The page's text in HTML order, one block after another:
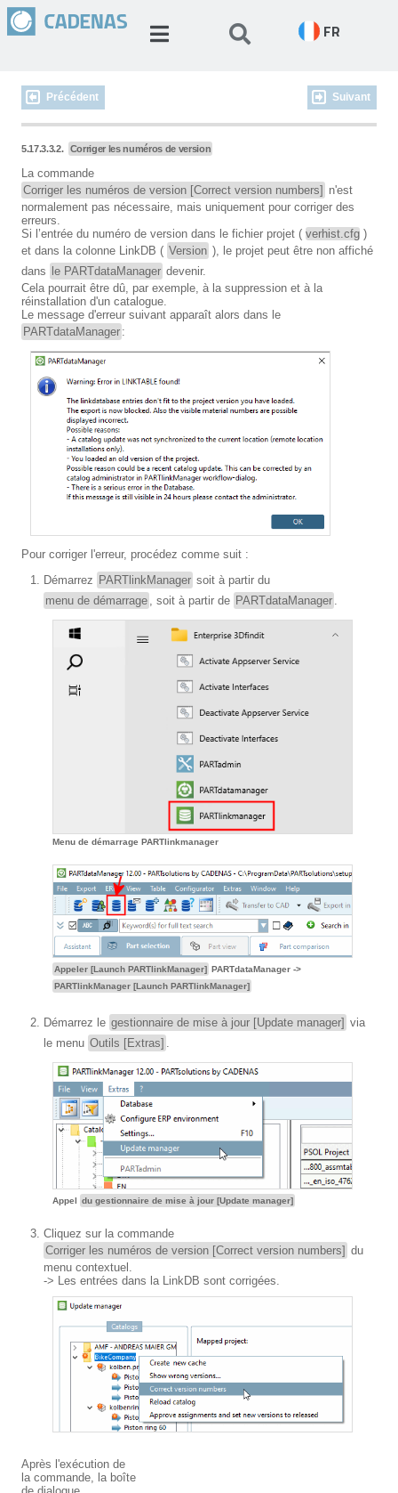
FR
Précédent Suivant
5.17.3.3.2. Corriger les numéros de version
La commande
Corriger les numéros de version [Correct version numbers] n'est
normalement pas nécessaire, mais uniquement pour corriger des
erreurs.
Si l’entrée du numéro de version dans le fichier projet ( verhist.cfg )
et dans la colonne LinkDB ( Version ), le projet peut être non affiché
dans
le PARTdataManager devenir.
Cela pourrait être dû, par exemple, à la suppression et à la
réinstallation d'un catalogue.
Le message d'erreur suivant apparaît alors dans le
PARTdataManager :
Pour corriger l'erreur, procédez comme suit :
Démarrez PARTlinkManager soit à partir du
menu de démarrage , soit à partir de PARTdataManager .
Menu de démarrage PARTlinkmanager
Appeler [Launch PARTlinkManager]
PARTdataManager ->
PARTlinkManager [Launch PARTlinkManager]
Démarrez le gestionnaire de mise à jour [Update manager] via
le menu Outils [Extras] .
Appel du gestionnaire de mise à jour [Update manager]
Cliquez sur la commande
Corriger les numéros de version [Correct version numbers] du
menu contextuel.
-> Les entrées dans la LinkDB sont corrigées.
Après l'exécution de
la commande, la boîte